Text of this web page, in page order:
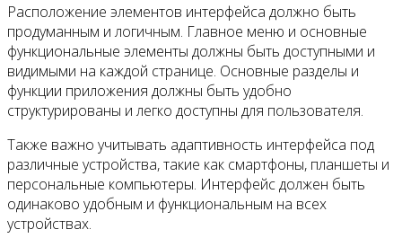
Расположение элементов интерфейса должно быть
продуманным и логичным. Главное меню и основные
функциональные элементы должны быть доступными и
видимыми на каждой странице. Основные разделы и
функции приложения должны быть удобно
структурированы и легко доступны для пользователя.
Также важно учитывать адаптивность интерфейса под
различные устройства, такие как смартфоны, планшеты и
персональные компьютеры. Интерфейс должен быть
одинаково удобным и функциональным на всех
устройствах.